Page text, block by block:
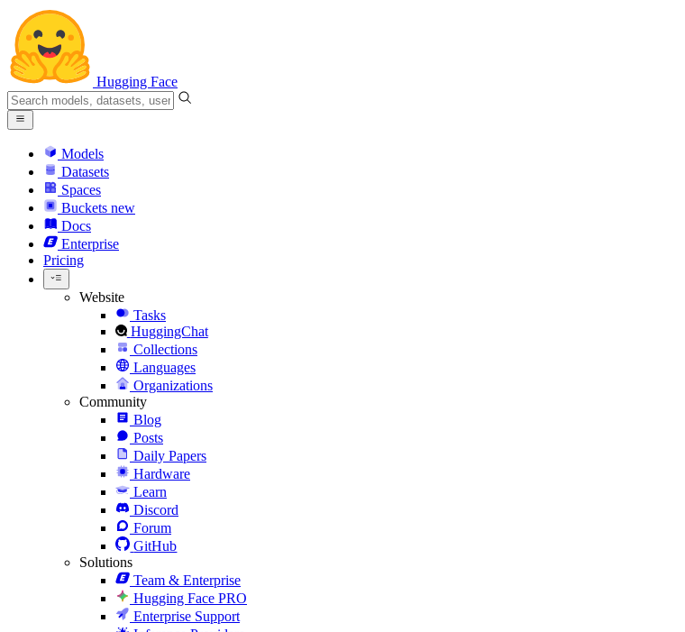
Hugging Face
Models
Datasets
Spaces
Buckets new
Docs
Enterprise
Pricing
Website
Tasks
HuggingChat
Collections
Languages
Organizations
Community
Blog
Posts
Daily Papers
Hardware
Learn
Discord
Forum
GitHub
Solutions
Team & Enterprise
Hugging Face PRO
Enterprise Support